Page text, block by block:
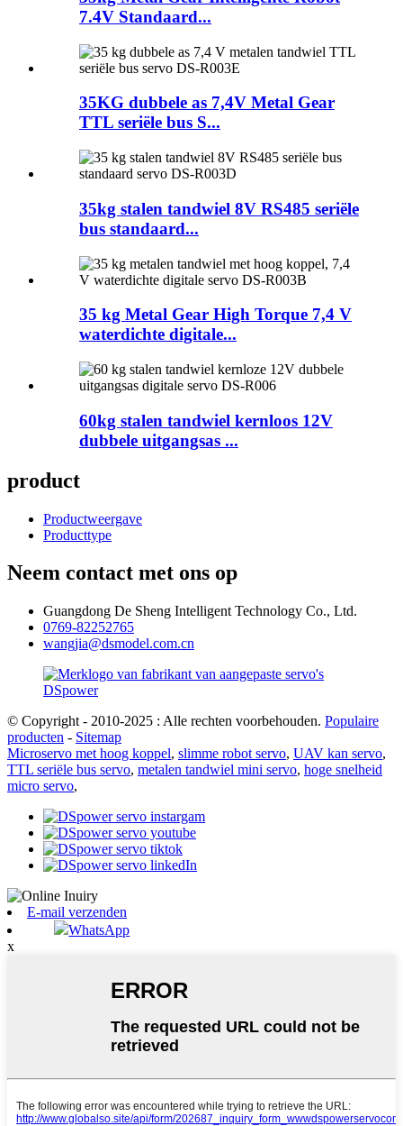
7.4V Standaard...
35KG dubbele as 7,4V Metal Gear
TTL seriële bus S...
35kg stalen tandwiel 8V RS485 seriële
bus standaard...
35 kg Metal Gear High Torque 7,4 V
waterdichte digitale...
60kg stalen tandwiel kernloos 12V
dubbele uitgangsas ...
product
Productweergave
Producttype
Neem contact met ons op
Guangdong De Sheng Intelligent Technology Co., Ltd.
0769-82252765
wangjia@dsmodel.com.cn
© Copyright - 2010-2025 : Alle rechten voorbehouden. Populaire
producten - Sitemap
Microservo met hoog koppel, slimme robot servo, UAV kan servo,
TTL seriële bus servo, metalen tandwiel mini servo, hoge snelheid
micro servo,
E-mail verzenden
WhatsApp
x